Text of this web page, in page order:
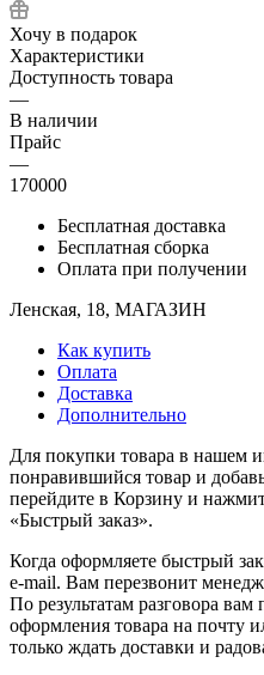
Хочу в подарок
Характеристики
Доступность товара
—
В наличии
Прайс
—
170000
Бесплатная доставка
Бесплатная сборка
Оплата при получении
Ленская, 18, МАГАЗИН
Как купить
Оплата
Доставка
Дополнительно
Для покупки товара в нашем
понравившийся товар и
перейдите в Корзину и
«Быстрый заказ».
Когда оформляете быстрый
e-mail. Вам перезвонит
По результатам разговора
оформления товара на почту
только ждать доставки и